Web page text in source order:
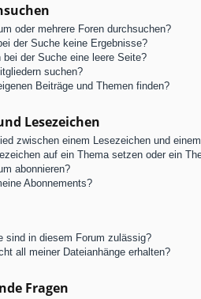
oder mehrere Foren durchsuchen?
der Suche keine Ergebnisse?
der Suche eine leere Seite?
suchen?
Beiträge und Themen finden?
Lesezeichen
zwischen einem Lesezeichen und
auf ein Thema setzen oder ein
abonnieren?
Abonnements?
sind in diesem Forum zulässig?
all meiner Dateianhänge erhalten?
Fragen